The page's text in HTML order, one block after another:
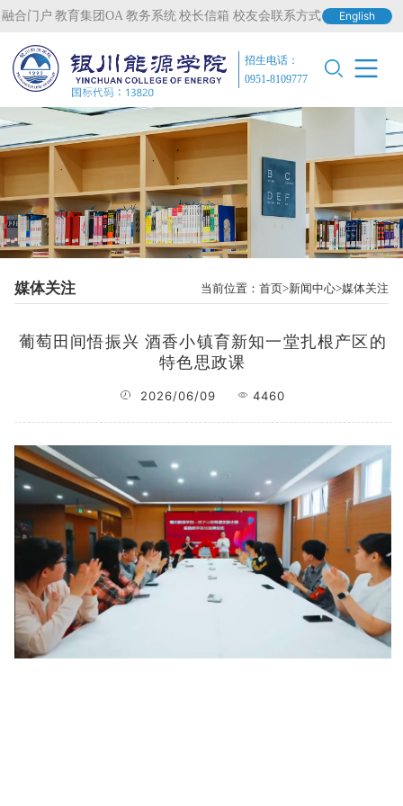
融合门户 教育集团OA 教务系统 校长信箱 校友会联系方式 English
招生电话：
0951-8109777
媒体关注 当前位置：首页 新闻中心 媒体关注
葡萄田间悟振兴 酒香小镇育新知一堂扎根产区的
特色思政课
2026/06/09 4460